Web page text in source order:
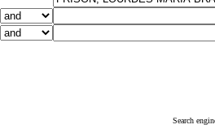
Search